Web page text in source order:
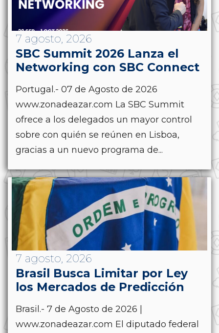
7 agosto, 2026
SBC Summit 2026 Lanza el
Networking con SBC Connect
Portugal.- 07 de Agosto de 2026
www.zonadeazar.com La SBC Summit
ofrece a los delegados un mayor control
sobre con quién se reúnen en Lisboa,
gracias a un nuevo programa de...
7 agosto, 2026
Brasil Busca Limitar por Ley
los Mercados de Predicción
Brasil.- 7 de Agosto de 2026 |
www.zonadeazar.com El diputado federal